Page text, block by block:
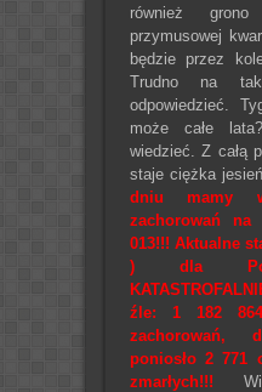
również
przymusowej
będzie przez
Trudno na
odpowiedzieć.
może całe
wiedzieć. Z całą
staje ciężka
dniu mamy
zachorowań
013!!! Aktualne
) dla
źle: 1 182
zachorowań,
poniosło 2 771
zmarłych!!!